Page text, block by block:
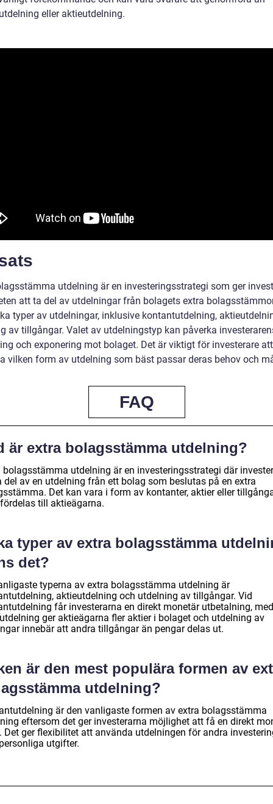
eller aktieutdelning.
utdelning är en investeringsstrategi som ger
att ta del av utdelningar från bolagets extra
typer av utdelningar, inklusive kontantutdelning,
av tillgångar. Valet av utdelningstyp kan påverka
och exponering mot bolaget. Det är viktigt för investerare
vilken form av utdelning som bäst passar deras behov och
FAQ
är extra bolagsstämma utdelning?
bolagsstämma utdelning är en investeringsstrategi där
del av en utdelning från ett bolag som beslutas på en extra
Det kan vara i form av kontanter, aktier eller
till aktieägarna.
typer av extra bolagsstämma
det?
typerna av extra bolagsstämma utdelning är
aktieutdelning och utdelning av tillgångar. Vid
får investerarna en direkt monetär utbetalning,
ger aktieägarna fler aktier i bolaget och utdelning av
innebär att andra tillgångar än pengar delas ut.
är den mest populära formen av
utdelning?
är den vanligaste formen av extra bolagsstämma
eftersom det ger investerarna möjlighet att få en direkt
Det ger flexibilitet att använda utdelningen för andra
utgifter.